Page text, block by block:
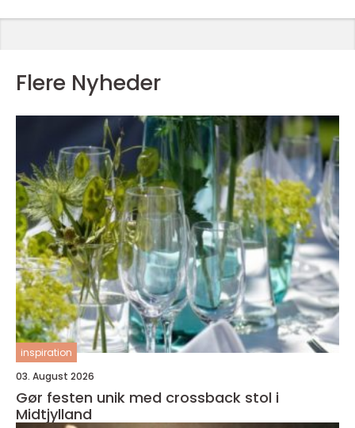
Flere Nyheder
inspiration
03. August 2026
Gør festen unik med crossback stol i
Midtjylland